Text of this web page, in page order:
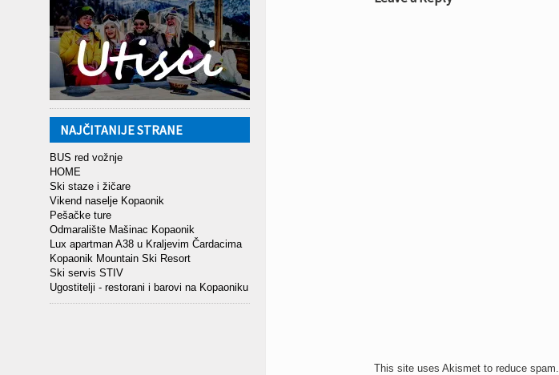
This site uses Akismet to reduce spam.
NAJČITANIJE STRANE
BUS red vožnje
HOME
Ski staze i žičare
Vikend naselje Kopaonik
Pešačke ture
Odmaralište Mašinac Kopaonik
Lux apartman A38 u Kraljevim Čardacima
Kopaonik Mountain Ski Resort
Ski servis STIV
Ugostitelji - restorani i barovi na Kopaoniku